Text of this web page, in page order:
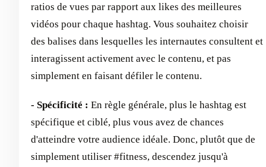
ratios de vues par rapport aux likes des meilleures
vidéos pour chaque hashtag. Vous souhaitez choisir
des balises dans lesquelles les internautes consultent et
interagissent activement avec le contenu, et pas
simplement en faisant défiler le contenu.
- Spécificité : En règle générale, plus le hashtag est
spécifique et ciblé, plus vous avez de chances
d'atteindre votre audience idéale. Donc, plutôt que de
simplement utiliser #fitness, descendez jusqu'à